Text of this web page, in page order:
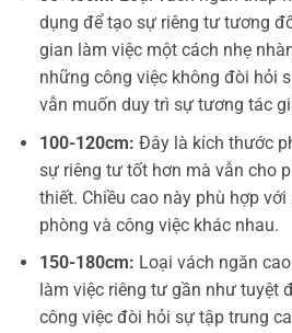
dụng để tạo sự riêng tư tương
gian làm việc một cách nhẹ
những công việc không đòi hỏi
vẫn muốn duy trì sự tương tác
100-120cm: Đây là kích thước
sự riêng tư tốt hơn mà vẫn cho
thiết. Chiều cao này phù hợp
phòng và công việc khác nhau.
150-180cm: Loại vách ngăn
làm việc riêng tư gần như tuyệt
công việc đòi hỏi sự tập trung